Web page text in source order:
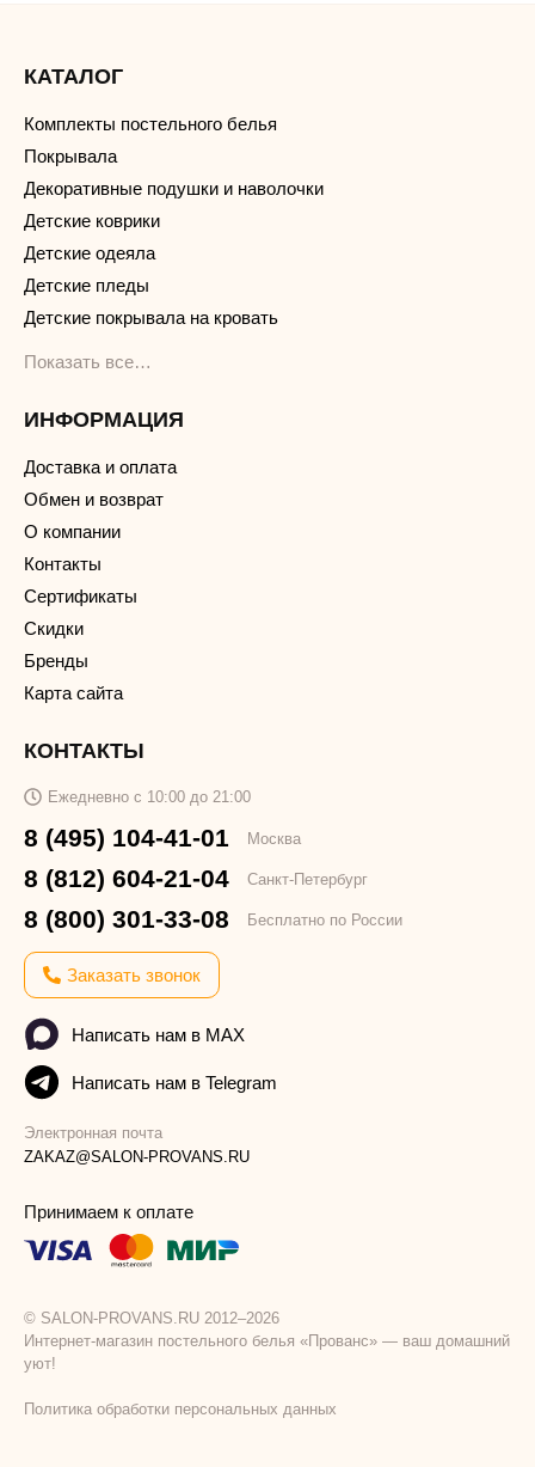
КАТАЛОГ
Комплекты постельного белья
Покрывала
Декоративные подушки и наволочки
Детские коврики
Детские одеяла
Детские пледы
Детские покрывала на кровать
Показать все…
ИНФОРМАЦИЯ
Доставка и оплата
Обмен и возврат
О компании
Контакты
Сертификаты
Скидки
Бренды
Карта сайта
КОНТАКТЫ
Ежедневно с 10:00 до 21:00
8 (495) 104-41-01 Москва
8 (812) 604-21-04 Санкт-Петербург
8 (800) 301-33-08 Бесплатно по России
Заказать звонок
Написать нам в MAX
Написать нам в Telegram
Электронная почта
ZAKAZ@SALON-PROVANS.RU
Принимаем к оплате
© SALON-PROVANS.RU 2012–2026
Интернет-магазин постельного белья «Прованс» — ваш домашний
уют!
Политика обработки персональных данных